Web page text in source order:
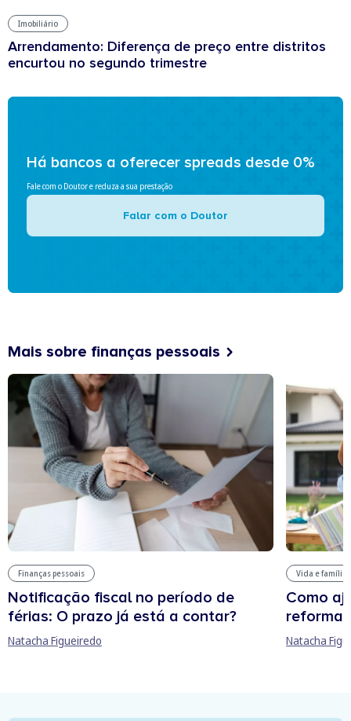
Imobiliário
Arrendamento: Diferença de preço entre distritos
encurtou no segundo trimestre
Há bancos a oferecer spreads desde 0%
Fale com o Doutor e reduza a sua prestação
Falar com o Doutor
Mais sobre finanças pessoais
Finanças pessoais
Notificação fiscal no período de
férias: O prazo já está a contar?
Natacha Figueiredo
Vida e família
Como
reforma
Natacha